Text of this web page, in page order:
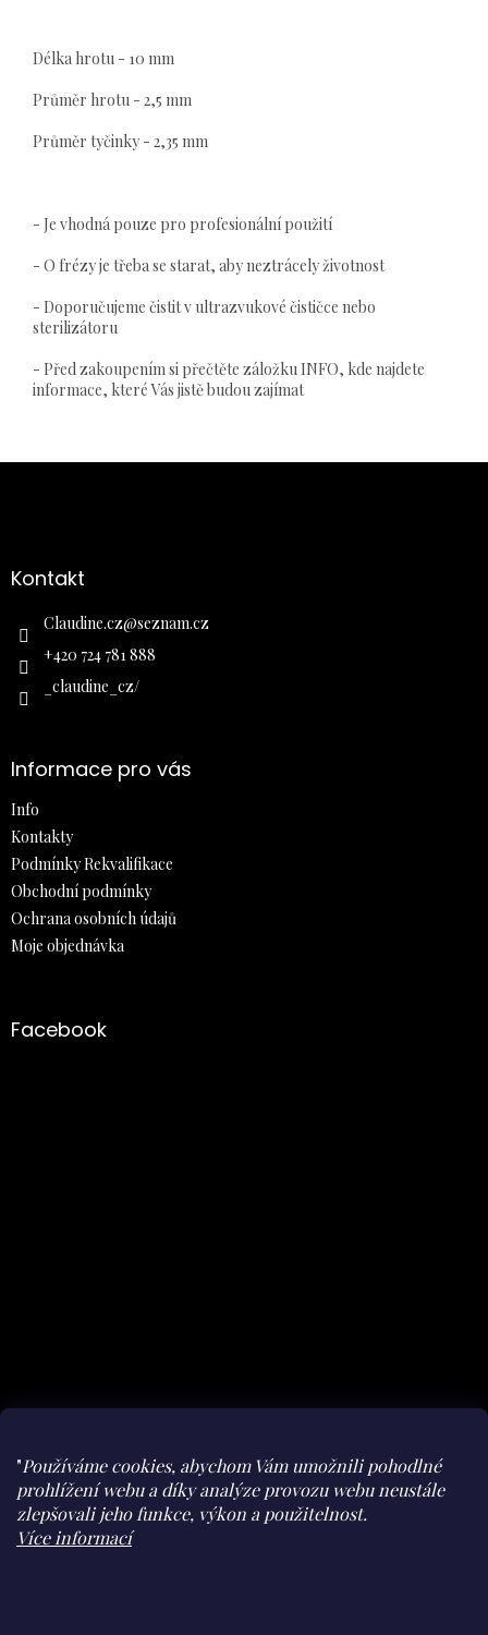
"Používáme cookies, abychom Vám umožnili pohodlné
prohlížení webu a díky analýze provozu webu neustále
zlepšovali jeho funkce, výkon a použitelnost.
Více informací
Délka hrotu - 10 mm
Průměr hrotu - 2,5 mm
Průměr tyčinky - 2,35 mm
- Je vhodná pouze pro profesionální použití
- O frézy je třeba se starat, aby neztrácely životnost
- Doporučujeme čistit v ultrazvukové čističce nebo
sterilizátoru
- Před zakoupením si přečtěte záložku INFO, kde najdete
informace, které Vás jistě budou zajímat
aKontakt
Claudine.cz@seznam.cz
+420 724 781 888
_claudine_cz/
Informace pro vás
Info
Kontakty
Podmínky Rekvalifikace
Obchodní podmínky
Ochrana osobních údajů
Moje objednávka
Facebook
Facebook